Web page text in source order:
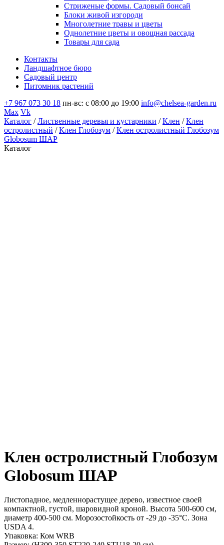
Стриженые формы. Садовый бонсай
Блоки живой изгороди
Многолетние травы и цветы
Однолетние цветы и овощная рассада
Товары для сада
Контакты
Ландшафтное бюро
Садовый центр
Питомник растений
+7 967 073 30 18 пн-вс: с 08:00 до 19:00 info@chelsea-garden.ru
Max Vk
Каталог /Лиственные деревья и кустарники /Клен /Клен
остролистный /Клен Глобозум /Клен остролистный Глобозум
Globosum ШАР
Каталог
Клен остролистный Глобозум
Globosum ШАР
Листопадное, медленнорастущее дерево, известное своей
компактной, густой, шаровидной кроной. Высота 500-600 см,
диаметр 400-500 см. Морозостойкость от -29 до -35°C. Зона
USDA 4.
Упаковка: Ком WRB